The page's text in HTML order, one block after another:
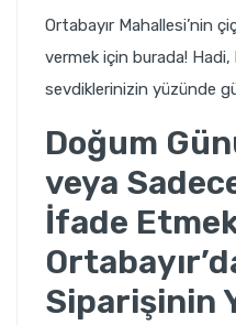
Ortabayır Mahallesi’nin
vermek için burada!
sevdiklerinizin yüzünde
Doğum
veya
İfade
Siparişinin